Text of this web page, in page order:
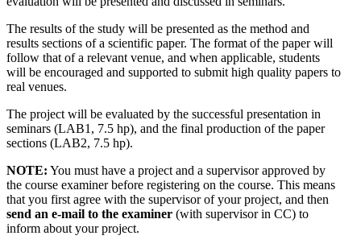
The results of the study will be presented as the method and
results sections of a scientific paper. The format of the paper will
follow that of a relevant venue, and when applicable, students
will be encouraged and supported to submit high quality papers to
real venues.
The project will be evaluated by the successful presentation in
seminars (LAB1, 7.5 hp), and the final production of the paper
sections (LAB2, 7.5 hp).
NOTE: You must have a project and a supervisor approved by
the course examiner before registering on the course. This means
that you first agree with the supervisor of your project, and then
send an e-mail to the examiner (with supervisor in CC) to
inform about your project.